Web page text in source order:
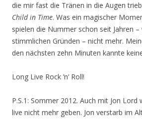
die mir fast die Tränen in die Augen
Child in Time. Was ein magischer
spielen die Nummer schon seit Jahren –
stimmlichen Gründen – nicht mehr.
den nächsten zehn Minuten kannte
Long Live Rock ’n‘ Roll!
P.S.1: Sommer 2012. Auch mit Jon Lord
live nicht mehr geben. Jon verstarb im